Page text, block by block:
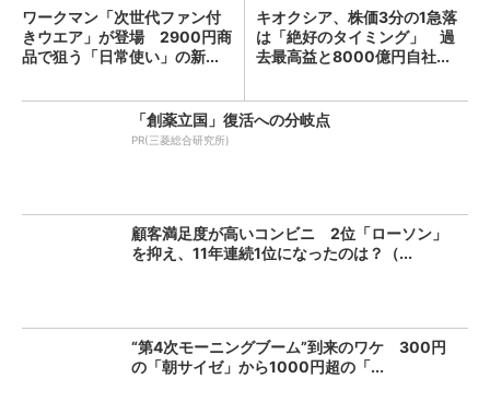
ワークマン「次世代ファン付
きウエア」が登場 2900円商
品で狙う「日常使い」の新...
キオクシア、株価3分の1急落
は「絶好のタイミング」 過
去最高益と8000億円自社...
「創薬立国」復活への分岐点
PR(三菱総合研究所)
顧客満足度が高いコンビニ 2位「ローソン」
を抑え、11年連続1位になったのは？（...
“第4次モーニングブーム”到来のワケ 300円
の「朝サイゼ」から1000円超の「...